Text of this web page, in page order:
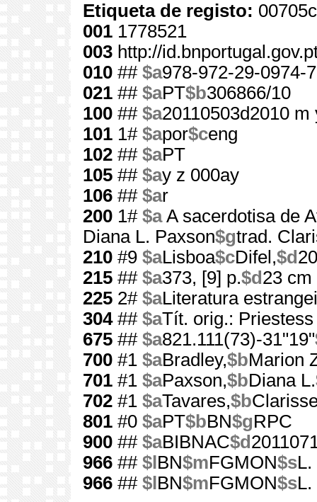
Etiqueta de registo:
001 1778521
003 http://
010 ## $a978-972-29-0974-7
021 ## $aPT$b306866/10
100 ## $a20110503d2010
101 1# $apor$ceng
102 ## $aPT
105 ## $ay z 000ay
106 ## $ar
200 1# $aA sacerdotisa de
Diana L. Paxson$gtrad.
210 #9 $aLisboa$cDifel,$d
215 ## $a373, [9] p.$d 23 cm
225 2# $aLiteratura
304## $aTít. orig.:
675 ## $a821.111(73)-31"19"
700 #1 $aBradley,$bMarion
701 #1 $aPaxson,$bDiana L.
702 #1 $aTavares,$b
801 #0 $aPT$bBN$gRPC
900 ## $aBIBNAC$d
966 ## $l BN$mFGMON$sL.
966 ## $l BN$mFGMON$sL.